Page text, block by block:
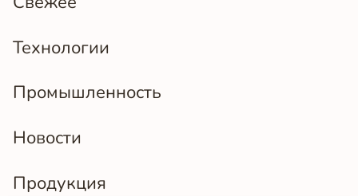
Технологии
Промышленность
Новости
Продукция